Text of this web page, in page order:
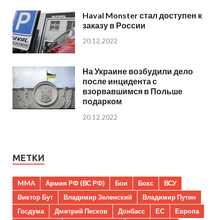
Haval Monster стал доступен к
заказу в России
20.12.2022
На Украине возбудили дело
после инцидента с
взорвавшимся в Польше
подарком
20.12.2022
МЕТКИ
MMA Армия РФ (ВС РФ) Бои Бокс
ВСУ
Виктор Бут
Владимир Зеленский
Владимир Путин
Госдума
Дмитрий Песков Донбасс ЕС
Европа